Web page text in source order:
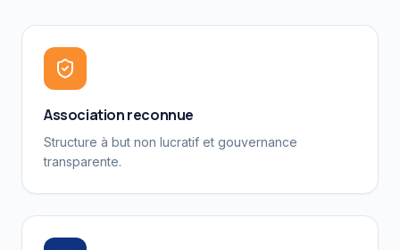
Association reconnue
Structure à but non lucratif et gouvernance
transparente.